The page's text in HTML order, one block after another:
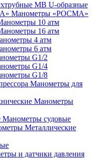
МВ U-образные
Манометры «РОСМА»
10 атм
16 атм
4 атм
6 атм
G1/2
G1/4
G1/8
Манометры для
Манометры
Манометры судовые
Металлические